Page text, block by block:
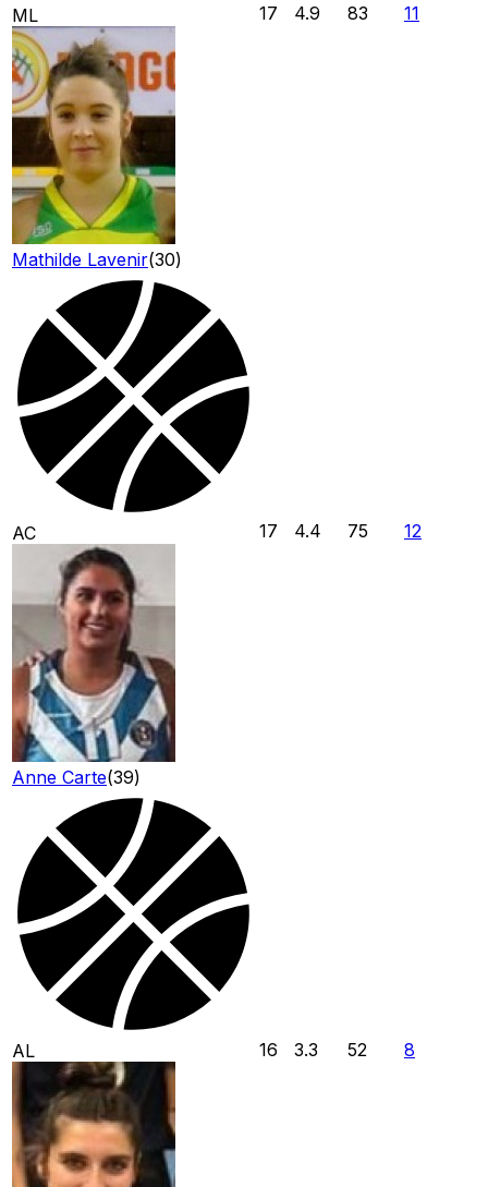
ML
Mathilde Lavenir(30)
17 4.9 83 11
AC
Anne Carte(39)
17 4.4 75 12
AL 16 3.3 52 8